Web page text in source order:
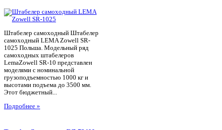
Штабелер самоходный Штабелер
самоходный LEMA Zowell SR-
1025 Польша. Модельный ряд
самоходных штабелеров
LemaZowell SR-10 представлен
моделями с номинальной
грузоподъемностью 1000 кг и
высотами подъема до 3500 мм.
Этот бюджетный...
Подробнее »